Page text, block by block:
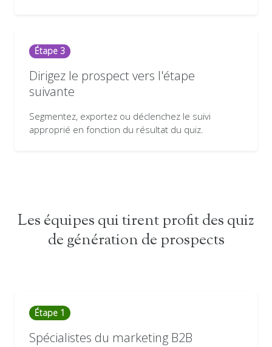
Étape 3
Dirigez le prospect vers l'étape
suivante
Segmentez, exportez ou déclenchez le suivi
approprié en fonction du résultat du quiz.
Les équipes qui tirent profit des quiz
de génération de prospects
Étape 1
Spécialistes du marketing B2B